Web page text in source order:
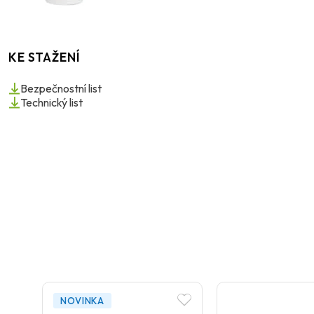
KE STAŽENÍ
Bezpečnostní list
Technický list
NOVINKA